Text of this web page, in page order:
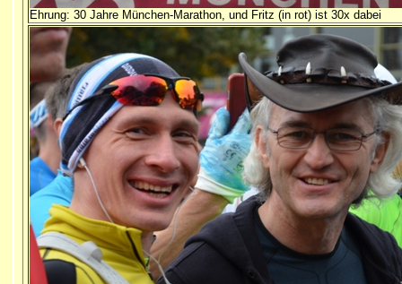
Ehrung: 30 Jahre München-Marathon, und Fritz (in rot) ist 30x dabei